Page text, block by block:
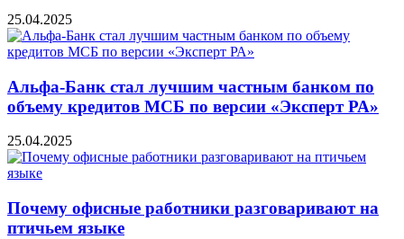
25.04.2025
Альфа-Банк стал лучшим частным банком по
объему кредитов МСБ по версии «Эксперт РА»
25.04.2025
Почему офисные работники разговаривают на
птичьем языке